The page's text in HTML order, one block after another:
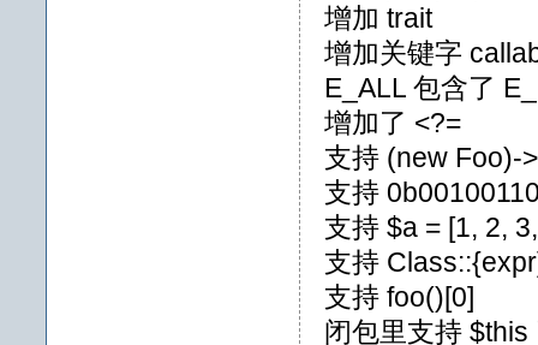
增加 trait
增加关键字
E_ALL 包含了
增加了 <?=
支持 (new Foo)-
支持
支持 $a = [1, 2,
支持
支持 foo()[0]
闭包里支持 $this